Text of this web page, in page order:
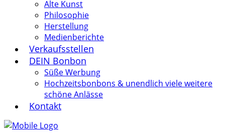
Alte Kunst
Philosophie
Herstellung
Medienberichte
Verkaufsstellen
DEIN Bonbon
Süße Werbung
Hochzeitsbonbons & unendlich viele weitere
schöne Anlässe
Kontakt